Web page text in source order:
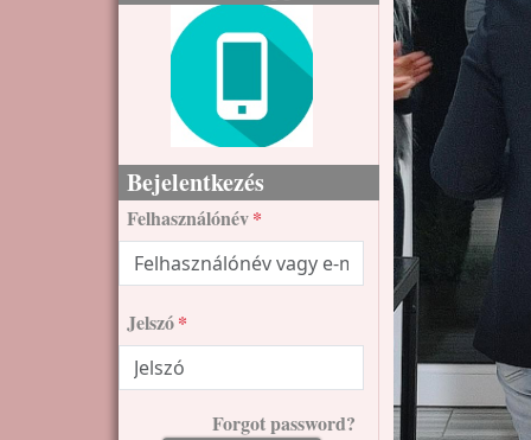
Bejelentkezés
Felhasználónév
Jelszó
Forgot password?